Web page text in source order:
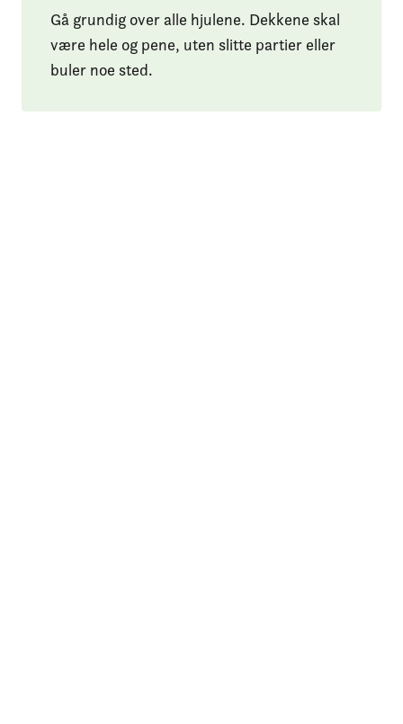
Gå grundig over alle hjulene. Dekkene skal
være hele og pene, uten slitte partier eller
buler noe sted.